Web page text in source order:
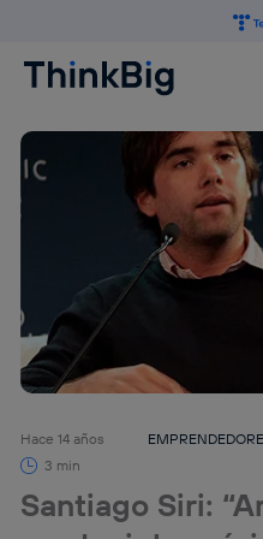
Hace 14 años
3 min
Santiago Siri: